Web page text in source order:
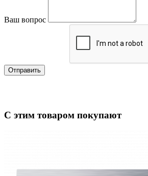
Ваш вопрос
Отправить
С этим товаром покупают